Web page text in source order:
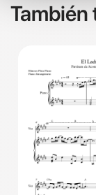
También